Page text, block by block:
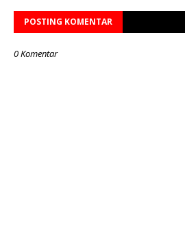
POSTING KOMENTAR
0 Komentar